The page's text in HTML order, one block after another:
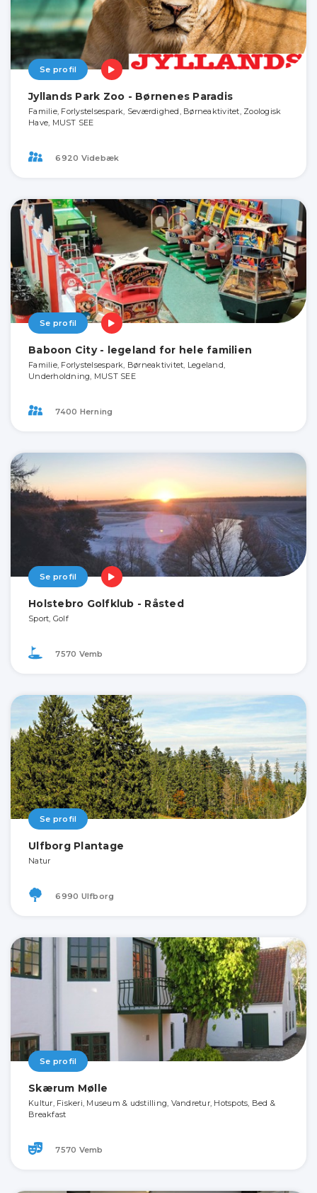
Se profil
Jyllands Park Zoo - Børnenes Paradis
Familie, Forlystelsespark, Seværdighed, Børneaktivitet, Zoologisk
Have, MUST SEE
6920 Videbæk
Se profil
Baboon City - legeland for hele familien
Familie, Forlystelsespark, Børneaktivitet, Legeland,
Underholdning, MUST SEE
7400 Herning
Se profil
Holstebro Golfklub - Råsted
Sport, Golf
7570 Vemb
Se profil
Ulfborg Plantage
Natur
6990 Ulfborg
Se profil
Skærum Mølle
Kultur, Fiskeri, Museum & udstilling, Vandretur, Hotspots, Bed &
Breakfast
7570 Vemb